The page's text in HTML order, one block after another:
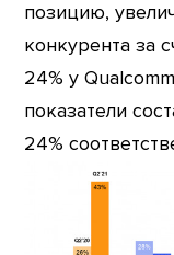
позицию,
конкурента за
24% у
показатели
24%